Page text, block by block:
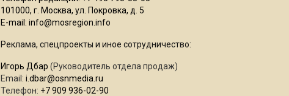
101000, г. Москва, ул. Покровка, д. 5
E-mail: info@mosregion.info
Реклама, спецпроекты и иное сотрудничество:
Игорь Дбар (Руководитель отдела продаж)
Email: i.dbar@osnmedia.ru
Телефон: +7 909 936-02-90